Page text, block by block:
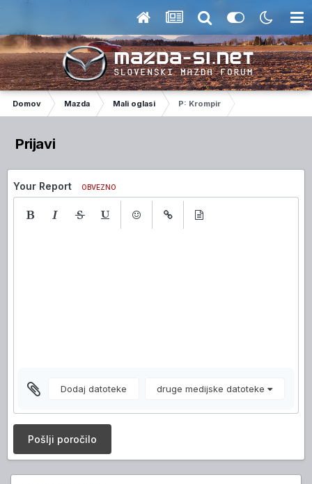
Domov Mazda Mali oglasi P: Krompir
Prijavi
Your Report OBVEZNO
Dodaj datoteke druge medijske datoteke
Pošlji poročilo